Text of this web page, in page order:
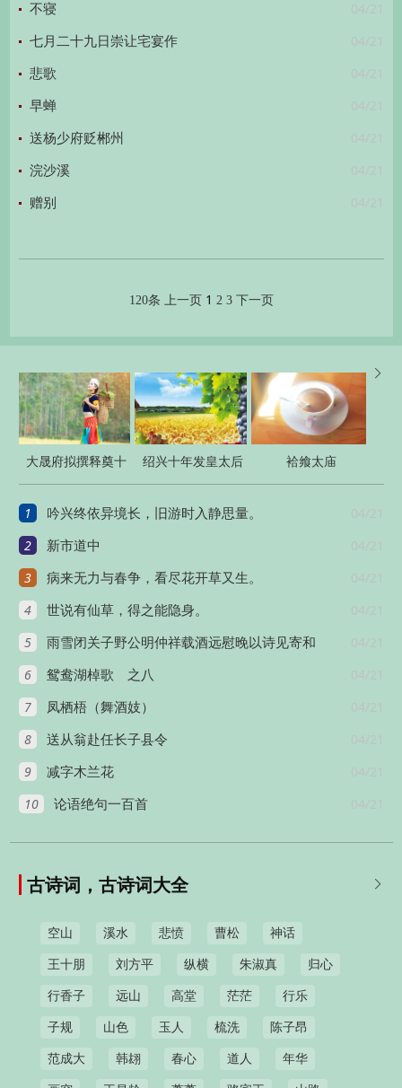
04/21
不寝
04/21
七月二十九日崇让宅宴作
04/21
悲歌
04/21
早蝉
04/21
送杨少府贬郴州
04/21
浣沙溪
04/21
赠别
120条 上一页 1 2 3 下一页

大晟府拟撰释奠十
四首
绍兴十年发皇太后
册宝八首
袷飨太庙
1 04/21
吟兴终依异境长，旧游时入静思量。
2 04/21
新市道中
3 04/21
病来无力与春争，看尽花开草又生。
4 04/21
世说有仙草，得之能隐身。
5 04/21
雨雪闭关子野公明仲祥载酒远慰晚以诗见寄和
6 04/21
鸳鸯湖棹歌 之八
7 04/21
凤栖梧（舞酒妓）
8 04/21
送从翁赴任长子县令
9 04/21
减字木兰花
10 04/21
论语绝句一百首

古诗词，古诗词大全
空山 溪水 悲愤 曹松 神话
王十朋 刘方平 纵横 朱淑真 归心
行香子 远山 高堂 茫茫 行乐
子规 山色 玉人 梳洗 陈子昂
范成大 韩翃 春心 道人 年华